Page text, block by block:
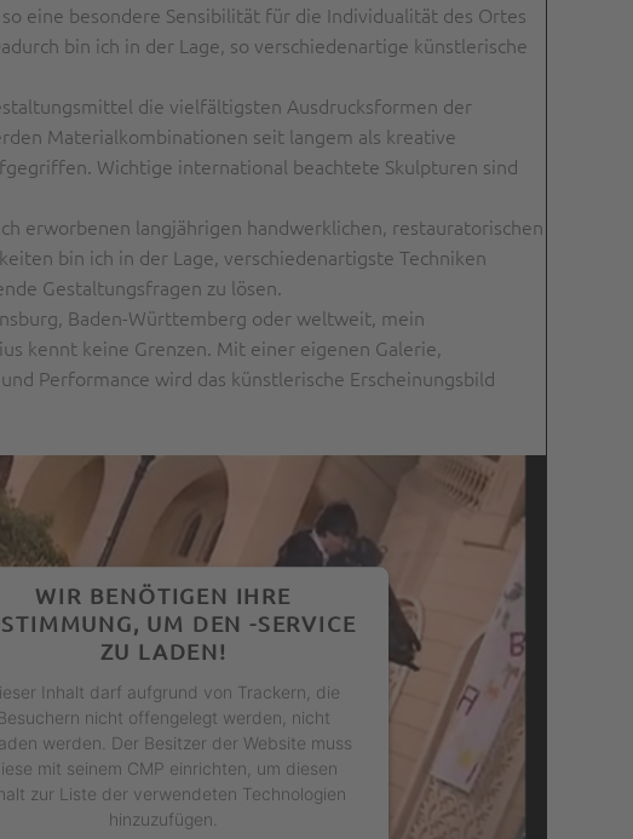
eine besondere Sensibilität für die Individualität des Ortes
bin ich in der Lage, so verschiedenartige künstlerische
die vielfältigsten Ausdrucksformen der
Materialkombinationen seit langem als kreative
Wichtige international beachtete Skulpturen sind
erworbenen langjährigen handwerklichen, restauratorischen
bin ich in der Lage, verschiedenartigste Techniken
Gestaltungsfragen zu lösen.
Baden-Württemberg oder weltweit, mein
kennt keine Grenzen. Mit einer eigenen Galerie,
Performance wird das künstlerische Erscheinungsbild
WIR BENÖTIGEN IHRE
UM DEN -SERVICE
ZU LADEN!
Inhalt darf aufgrund von Trackern, die
nicht offengelegt werden, nicht
werden. Der Besitzer der Website muss
mit seinem CMP einrichten, um diesen
zur Liste der verwendeten Technologien
hinzuzufügen.